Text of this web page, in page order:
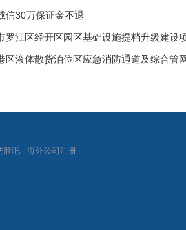
信30万保证金不退
脸吧 海外公司注册